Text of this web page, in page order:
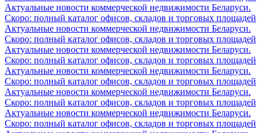
Актуальные новости коммерческой недвижимости Беларуси.
Скоро: полный каталог офисов, складов и торговых площадей
Актуальные новости коммерческой недвижимости Беларуси.
Скоро: полный каталог офисов, складов и торговых площадей
Актуальные новости коммерческой недвижимости Беларуси.
Скоро: полный каталог офисов, складов и торговых площадей
Актуальные новости коммерческой недвижимости Беларуси.
Скоро: полный каталог офисов, складов и торговых площадей
Актуальные новости коммерческой недвижимости Беларуси.
Скоро: полный каталог офисов, складов и торговых площадей
Актуальные новости коммерческой недвижимости Беларуси.
Скоро: полный каталог офисов, складов и торговых площадей